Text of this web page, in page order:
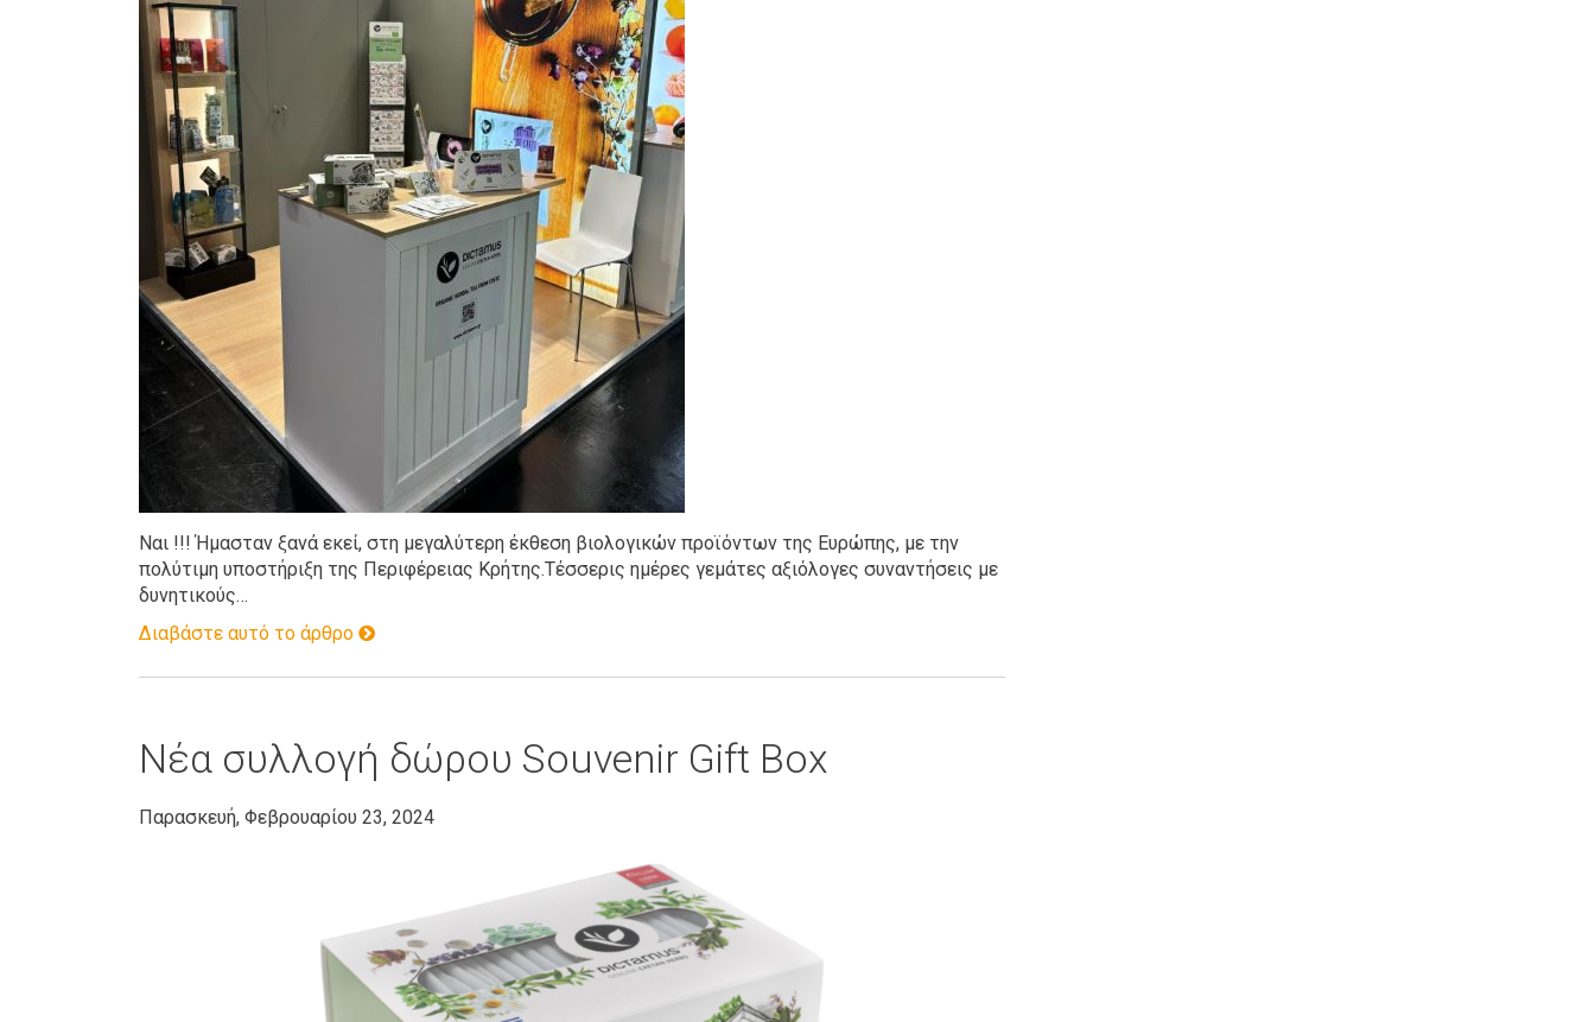
Ναι !!! Ήμασταν ξανά εκεί, στη μεγαλύτερη έκθεση βιολογικών προϊόντων της Ευρώπης, με την
πολύτιμη υποστήριξη της Περιφέρειας Κρήτης.Τέσσερις ημέρες γεμάτες αξιόλογες συναντήσεις με
δυνητικούς…
Διαβάστε αυτό το άρθρο
Νέα συλλογή δώρου Souvenir Gift Box
Παρασκευή, Φεβρουαρίου 23, 2024